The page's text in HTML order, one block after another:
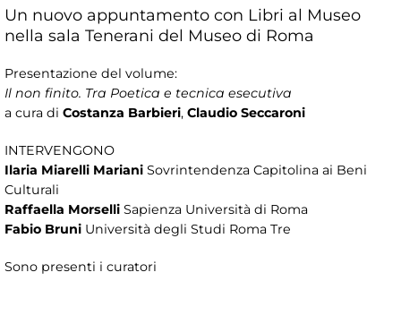
Un nuovo appuntamento con Libri al Museo
nella sala Tenerani del Museo di Roma
Presentazione del volume:
Il non finito. Tra Poetica e tecnica esecutiva
a cura di Costanza Barbieri, Claudio Seccaroni
INTERVENGONO
Ilaria Miarelli Mariani Sovrintendenza Capitolina ai Beni
Culturali
Raffaella Morselli Sapienza Università di Roma
Fabio Bruni Università degli Studi Roma Tre
Sono presenti i curatori